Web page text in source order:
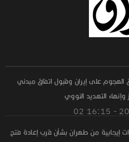
الهجوم على إيران وقبول اتفاق مبدئي
التهديد النووي
إيجابية من طهران بشأن قرب إعادة فتح